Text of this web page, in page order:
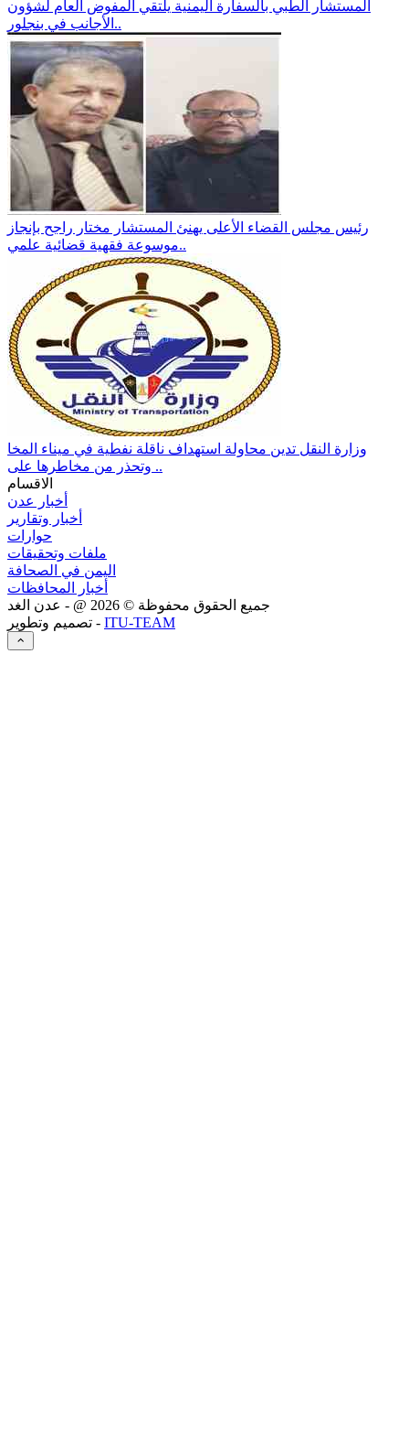
المستشار الطبي بالسفارة اليمنية يلتقي المفوض العام لشؤون
الأجانب في بنجلور..
رئيس مجلس القضاء الأعلى يهنئ المستشار مختار راجح بإنجاز
موسوعة فقهية قضائية علمي..
وزارة النقل تدين محاولة استهداف ناقلة نفطية في ميناء المخا
وتحذر من مخاطرها على ..
الاقسام
أخبار عدن
أخبار وتقارير
حوارات
ملفات وتحقيقات
اليمن في الصحافة
أخبار المحافظات
جميع الحقوق محفوظة © 2026 @ - عدن الغد
تصميم وتطوير - ITU-TEAM